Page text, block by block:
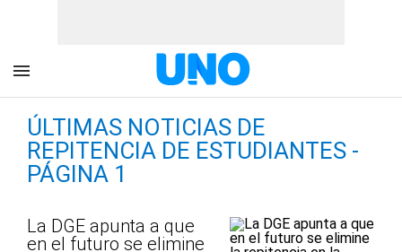
ÚLTIMAS NOTICIAS DE
REPITENCIA DE ESTUDIANTES -
PÁGINA 1
La DGE apunta a que
en el futuro se elimine